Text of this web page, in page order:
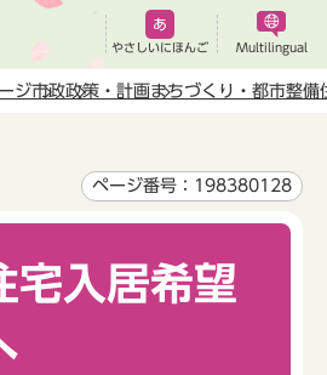
やさしいにほんご Multilingual
ジ市政政策・計画まちづくり・都市整備
ページ番号：198380128
宅入居希望